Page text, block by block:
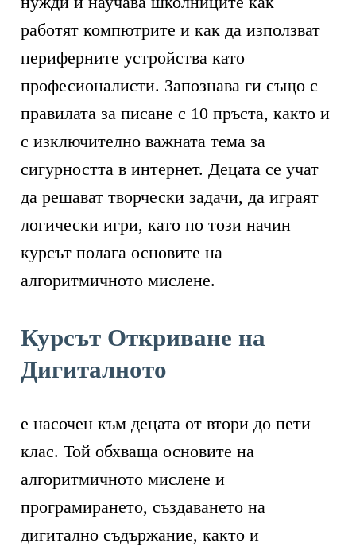
работят компютрите и как да използват
периферните устройства като
професионалисти. Запознава ги също с
правилата за писане с 10 пръста, както и
с изключително важната тема за
сигурността в интернет. Децата се учат
да решават творчески задачи, да играят
логически игри, като по този начин
курсът полага основите на
алгоритмичното мислене.
Курсът Откриване на
Дигиталното
е насочен към децата от втори до пети
клас. Той обхваща основите на
алгоритмичното мислене и
програмирането, създаването на
дигитално съдържание, както и